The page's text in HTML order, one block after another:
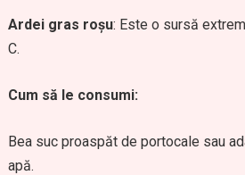
Ardei gras roșu: Este o sursă
C.
Cum să le consumi:
Bea suc proaspăt de portocale sau
apă.